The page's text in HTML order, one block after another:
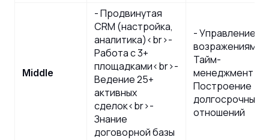
Middle
- Продвинутая
CRM (настройка,
аналитика)<br>-
Работа с 3+
площадками<br>-
Ведение 25+
активных
сделок<br>-
Знание
договорной базы
- Управление
Тайм-
Построение
долгосрочных
отношений